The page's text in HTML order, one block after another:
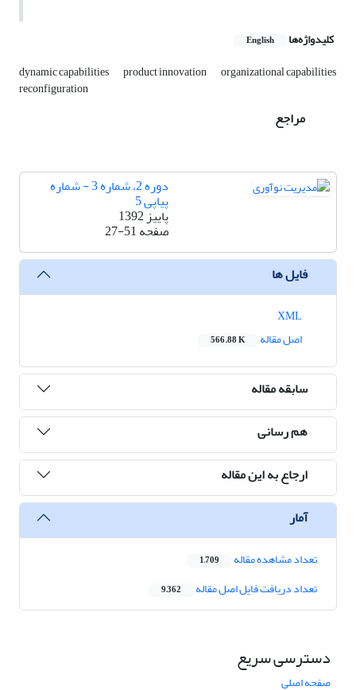
کلیدواژه‌ها English
dynamic capabilities product innovation organizational capabilities
reconfiguration
مراجع
دوره 2، شماره 3 - شماره
پیاپی 5
پاییز 1392
صفحه27-51
فایل ها
اصل مقاله
566.88 K
سابقه مقاله
هم رسانی
ارجاع به این مقاله
آمار
تعداد مشاهده مقاله 1,709
تعداد دریافت فایل اصل مقاله 9,362
دسترسی سریع
صفحه اصلی